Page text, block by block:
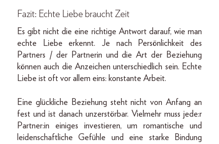
Fazit: Echte Liebe braucht Zeit
Es gibt nicht die eine richtige Antwort darauf, wie man
echte Liebe erkennt. Je nach Persönlichkeit des
Partners / der Partnerin und die Art der Beziehung
können auch die Anzeichen unterschiedlich sein. Echte
Liebe ist oft vor allem eins: konstante Arbeit.
Eine glückliche Beziehung steht nicht von Anfang an
fest und ist danach unzerstörbar. Vielmehr muss jede:r
Partner:in einiges investieren, um romantische und
leidenschaftliche Gefühle und eine starke Bindung